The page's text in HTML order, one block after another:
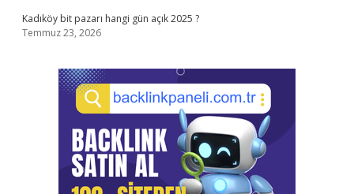
Kadıköy bit pazarı hangi gün açık 2025 ?
Temmuz 23, 2026